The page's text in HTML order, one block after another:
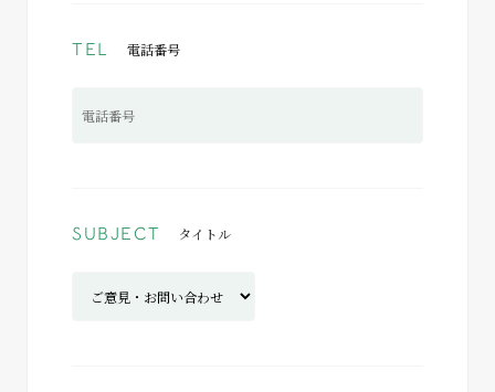
TEL 電話番号
SUBJECT タイトル